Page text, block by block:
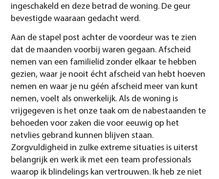
ingeschakeld en deze betrad de woning. De geur
bevestigde waaraan gedacht werd.
Aan de stapel post achter de voordeur was te zien
dat de maanden voorbij waren gegaan. Afscheid
nemen van een familielid zonder elkaar te hebben
gezien, waar je nooit écht afscheid van hebt hoeven
nemen en waar je nu géén afscheid meer van kunt
nemen, voelt als onwerkelijk. Als de woning is
vrijgegeven is het onze taak om de nabestaanden te
behoeden voor zaken die voor eeuwig op het
netvlies gebrand kunnen blijven staan.
Zorgvuldigheid in zulke extreme situaties is uiterst
belangrijk en werk ik met een team professionals
waarop ik blindelings kan vertrouwen. Ik heb ze niet